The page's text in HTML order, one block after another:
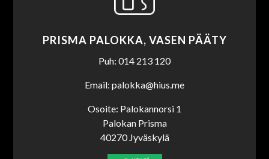
PRISMA PALOKKA, VASEN PÄÄTY
Puh: 014 213 120
Email: palokka@hius.me
Osoite: Palokannorsi 1
Palokan Prisma
40270 Jyväskylä